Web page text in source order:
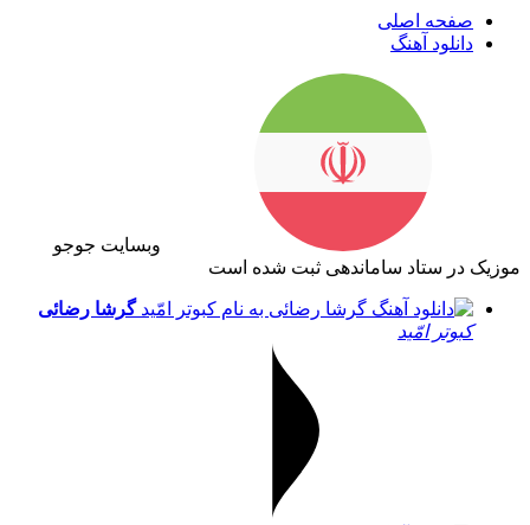
صفحه اصلی
دانلود آهنگ
وبسایت جوجو
موزیک در ستاد ساماندهی ثبت شده است
گرشا رضائی
کبوتر امّید